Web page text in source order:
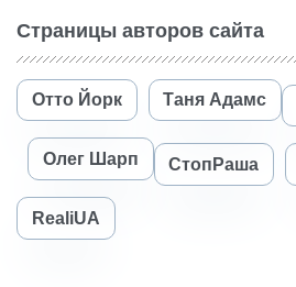
Страницы авторов сайта
Отто Йорк Таня Адамс
Олег Шарп СтопРаша
RealiUA